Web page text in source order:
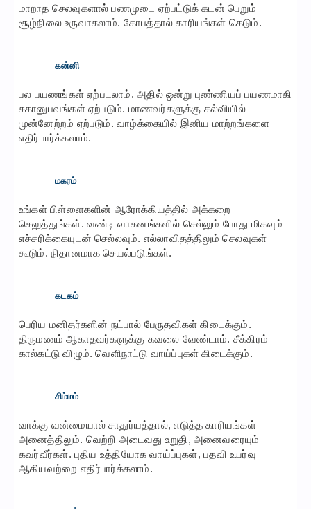
மாறாத செலவுகளால் பணமுடை ஏற்பட்டுக் கடன் பெறும்
சூழ்நிலை உருவாகலாம். கோபத்தால் காரியங்கள் கெடும்.
கன்னி
பல பயணங்கள் ஏற்படலாம். அதில் ஒன்று புண்ணியப் பயணமாகி
சுகானுபவங்கள் ஏற்படும். மாணவர்களுக்கு கல்வியில்
முன்னேற்றம் ஏற்படும். வாழ்க்கையில் இனிய மாற்றங்களை
எதிர்பார்க்கலாம்.
மகரம்
உங்கள் பிள்ளைகளின் ஆரோக்கியத்தில் அக்கறை
செலுத்துங்கள். வண்டி வாகனங்களில் செல்லும் போது மிகவும்
எச்சரிக்கையுடன் செல்லவும். எல்லாவிதத்திலும் செலவுகள்
கூடும். நிதானமாக செயல்படுங்கள்.
கடகம்
பெரிய மனிதர்களின் நட்பால் பேருதவிகள் கிடைக்கும்.
திருமணம் ஆகாதவர்களுக்கு கவலை வேண்டாம். சீக்கிரம்
கால்கட்டு விழும். வெளிநாட்டு வாய்ப்புகள் கிடைக்கும்.
சிம்மம்
வாக்கு வன்மையால் சாதுர்யத்தால், எடுத்த காரியங்கள்
அனைத்திலும். வெற்றி அடைவது உறுதி, அனைவரையும்
கவர்வீர்கள். புதிய உத்தியோக வாய்ப்புகள், பதவி உயர்வு
ஆகியவற்றை எதிர்பார்க்கலாம்.